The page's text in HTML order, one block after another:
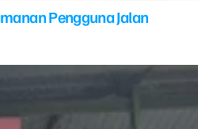
Pengguna Jalan